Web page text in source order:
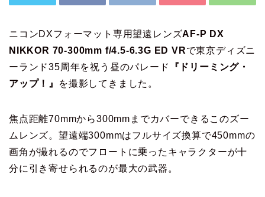
ニコンDXフォーマット専用望遠レンズAF-P DX
NIKKOR 70-300mm f/4.5-6.3G ED VRで東京ディズニ
ーランド35周年を祝う昼のパレード
『ドリーミング・
アップ！』
を撮影してきました。
焦点距離70mmから300mmまでカバーできるこのズー
ムレンズ。望遠端300mmはフルサイズ換算で450mmの
画角が撮れるのでフロートに乗ったキャラクターが十
分に引き寄せられるのが最大の武器。